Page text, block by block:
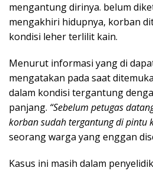
mengantung dirinya. belum
mengakhiri hidupnya, korban
kondisi leher terlilit kain.
Menurut informasi yang di
mengatakan pada saat
dalam kondisi tergantung
panjang. “Sebelum petugas
korban sudah tergantung di pintu
seorang warga yang enggan
Kasus ini masih dalam